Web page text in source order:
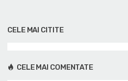
CELE MAI CITITE
CELE MAI COMENTATE